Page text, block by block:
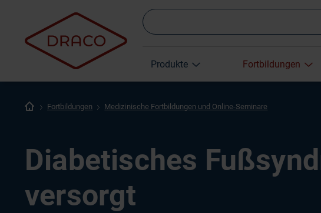
Produkte Fortbildungen
Fortbildungen Medizinische Fortbildungen und Online-Seminare
Diabetisches
versorgt